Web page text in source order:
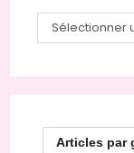
Archives
Sélectionner
Articles par